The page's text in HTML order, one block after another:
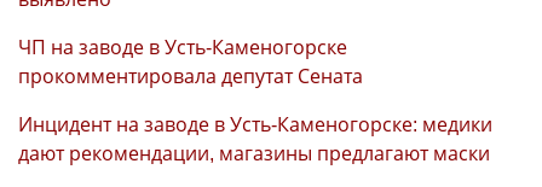
ЧП на заводе в Усть-Каменогорске
прокомментировала депутат Сената
Инцидент на заводе в Усть-Каменогорске: медики
дают рекомендации, магазины предлагают маски